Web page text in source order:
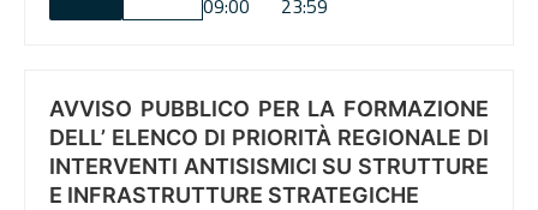
09:00
23:59
AVVISO PUBBLICO PER LA FORMAZIONE
DELL’ ELENCO DI PRIORITÀ REGIONALE DI
INTERVENTI ANTISISMICI SU STRUTTURE
E INFRASTRUTTURE STRATEGICHE